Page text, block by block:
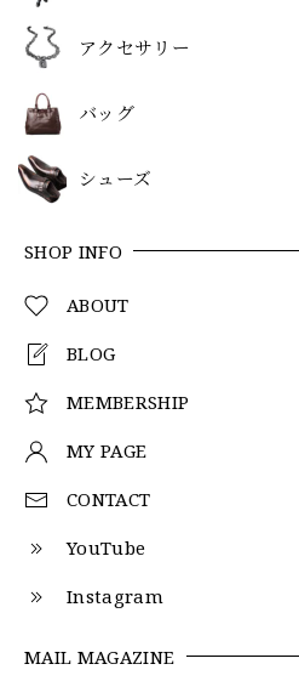
アクセサリー
バッグ
シューズ
SHOP INFO
ABOUT
BLOG
MEMBERSHIP
MY PAGE
CONTACT
YouTube
Instagram
MAIL MAGAZINE